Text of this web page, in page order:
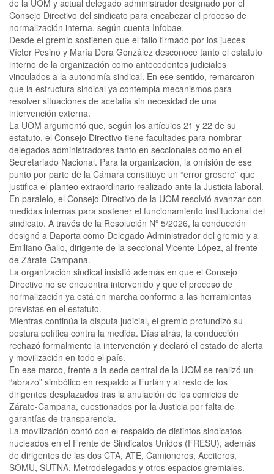
de la UOM y actual delegado administrador designado por el
Consejo Directivo del sindicato para encabezar el proceso de
normalización interna, según cuenta Infobae.
Desde el gremio sostienen que el fallo firmado por los jueces
Víctor Pesino y María Dora González desconoce tanto el estatuto
interno de la organización como antecedentes judiciales
vinculados a la autonomía sindical. En ese sentido, remarcaron
que la estructura sindical ya contempla mecanismos para
resolver situaciones de acefalía sin necesidad de una
intervención externa.
La UOM argumentó que, según los artículos 21 y 22 de su
estatuto, el Consejo Directivo tiene facultades para nombrar
delegados administradores tanto en seccionales como en el
Secretariado Nacional. Para la organización, la omisión de ese
punto por parte de la Cámara constituye un “error grosero” que
justifica el planteo extraordinario realizado ante la Justicia laboral.
En paralelo, el Consejo Directivo de la UOM resolvió avanzar con
medidas internas para sostener el funcionamiento institucional del
sindicato. A través de la Resolución Nº 5/2026, la conducción
designó a Daporta como Delegado Administrador del gremio y a
Emiliano Gallo, dirigente de la seccional Vicente López, al frente
de Zárate-Campana.
La organización sindical insistió además en que el Consejo
Directivo no se encuentra intervenido y que el proceso de
normalización ya está en marcha conforme a las herramientas
previstas en el estatuto.
Mientras continúa la disputa judicial, el gremio profundizó su
postura política contra la medida. Días atrás, la conducción
rechazó formalmente la intervención y declaró el estado de alerta
y movilización en todo el país.
En ese marco, frente a la sede central de la UOM se realizó un
“abrazo” simbólico en respaldo a Furlán y al resto de los
dirigentes desplazados tras la anulación de los comicios de
Zárate-Campana, cuestionados por la Justicia por falta de
garantías de transparencia.
La movilización contó con el respaldo de distintos sindicatos
nucleados en el Frente de Sindicatos Unidos (FRESU), además
de dirigentes de las dos CTA, ATE, Camioneros, Aceiteros,
SOMU, SUTNA, Metrodelegados y otros espacios gremiales.